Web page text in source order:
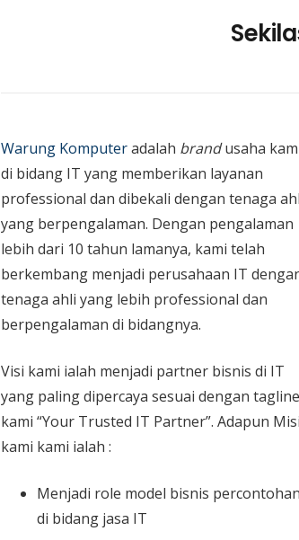
Warung Komputeradalah brandusaha
di bidang IT yang memberikan layanan
professional dan dibekali dengan tenaga
yang berpengalaman. Dengan pengalaman
lebih dari 10 tahun lamanya, kami telah
berkembang menjadi perusahaan IT
tenaga ahli yang lebih professional dan
berpengalaman di bidangnya.
Visi kami ialah menjadi partner bisnis di IT
yang paling dipercaya sesuai dengan tagline
kami “Your Trusted IT Partner”. Adapun Misi
kami kami ialah :
Menjadi role model bisnis percontohan
di bidang jasa IT